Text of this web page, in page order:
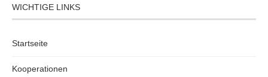
WICHTIGE LINKS
Startseite
Kooperationen